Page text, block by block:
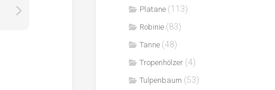
Platane (113)
Robinie (83)
Tanne (48)
Tropenhölzer (4)
Tulpenbaum (53)